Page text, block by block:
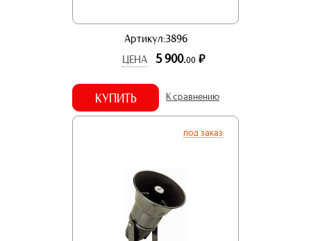
Артикул:3896
ЦЕНА
5 900.00 р.
КУПИТЬ К сравнению
под заказ